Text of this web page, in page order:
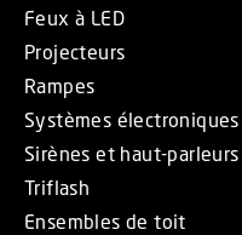
Feux à LED
Projecteurs
Rampes
Systèmes électroniques
Sirènes et haut-parleurs
Triflash
Ensembles de toit